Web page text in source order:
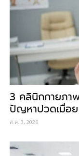
3 คลินิกกายภา
ปัญหาปวดเมื่อย
ส.ค. 3, 2026